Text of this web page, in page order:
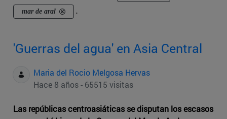
mar de aral .
'Guerras del agua' en Asia Central
Maria del Rocio Melgosa Hervas
Hace 8 años - 65515 visitas
Las repúblicas centroasiáticas se disputan los escasos